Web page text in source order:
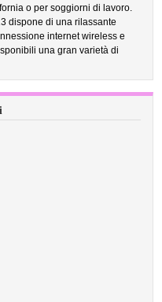
o per soggiorni di lavoro.
dispone di una rilassante
internet wireless e
una gran varietà di